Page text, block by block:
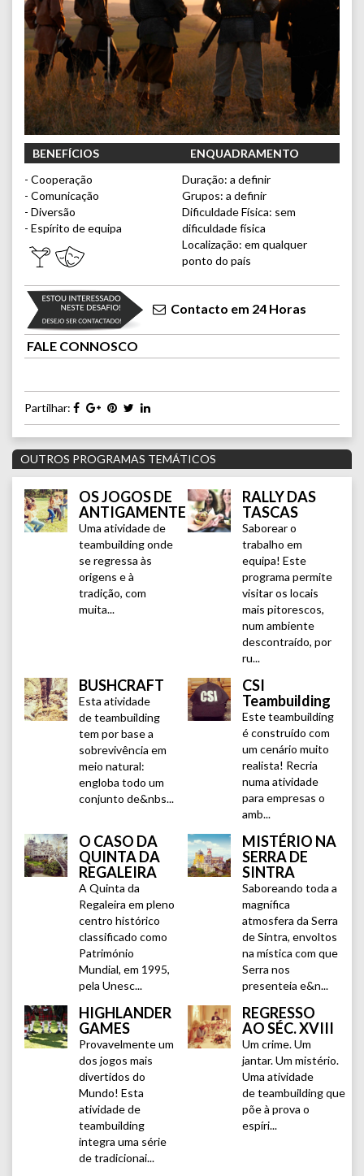
BENEFÍCIOS
- Cooperação
- Comunicação
- Diversão
- Espírito de equipa
ENQUADRAMENTO
Duração: a definir
Grupos: a definir
Dificuldade Física: sem
dificuldade física
Localização: em qualquer
ponto do país
Contacto em 24 Horas
FALE CONNOSCO
Partilhar:
OUTROS PROGRAMAS TEMÁTICOS
OS JOGOS DE
ANTIGAMENTE
Uma atividade de
teambuilding onde
se regressa às
origens e à
tradição, com
muita...
RALLY DAS
TASCAS
Saborear o
trabalho em
equipa! Este
programa permite
visitar os locais
mais pitorescos,
num ambiente
descontraído, por
ru...
BUSHCRAFT
Esta atividade
de teambuilding
tem por base a
sobrevivência em
meio natural:
engloba todo um
conjunto de&nbs...
CSI
Teambuilding
Este teambuilding
é construído com
um cenário muito
realista! Recria
numa atividade
para empresas o
amb...
O CASO DA
QUINTA DA
REGALEIRA
A Quinta da
Regaleira em pleno
centro histórico
classificado como
Património
Mundial, em 1995,
pela Unesc...
MISTÉRIO NA
SERRA DE
SINTRA
Saboreando toda a
magnífica
atmosfera da Serra
de Sintra, envoltos
na mística com que
Serra nos
presenteia e&n...
HIGHLANDER
GAMES
Provavelmente um
dos jogos mais
divertidos do
Mundo! Esta
atividade de
teambuilding
integra uma série
de tradicionai...
REGRESSO
AO SÉC. XVIII
Um crime. Um
jantar. Um mistério.
Uma atividade
de teambuilding que
põe à prova o
espíri...